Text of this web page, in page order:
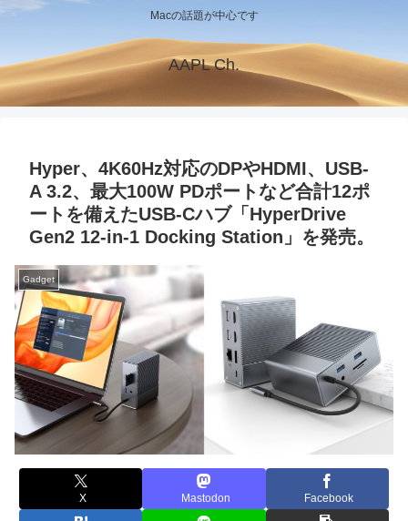
Macの話題が中心です
AAPL Ch.
Hyper、4K60Hz対応のDPやHDMI、USB-
A 3.2、最大100W PDポートなど合計12ポ
ートを備えたUSB-Cハブ「HyperDrive
Gen2 12-in-1 Docking Station」を発売。
Gadget
X Mastodon Facebook